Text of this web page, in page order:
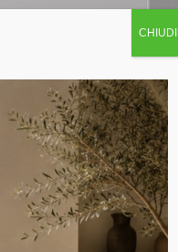
casa?
CHIUDI